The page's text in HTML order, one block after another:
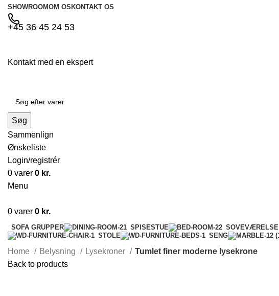
SHOWROOMOM OS KONTAKT OS
+45 36 45 24 53
Kontakt med en ekspert
Søg
Sammenlign
Ønskeliste
Login/registrér
0 varer 0 kr.
Menu
0 varer 0 kr.
SOFA GRUPPER SPISESTUE SOVEVÆRELSE
STOLE
SENG
Home Belysning Lysekroner
Tumlet finer moderne lysekrone
Back to products